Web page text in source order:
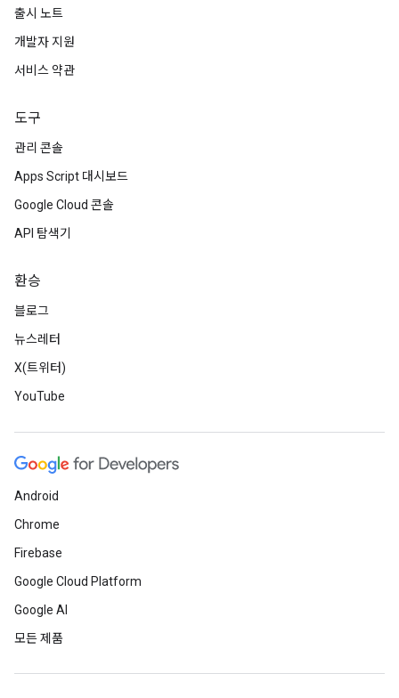
출시 노트
개발자 지원
서비스 약관
도구
관리 콘솔
Apps Script 대시보드
Google Cloud 콘솔
API 탐색기
환승
블로그
뉴스레터
X(트위터)
YouTube
Android
Chrome
Firebase
Google Cloud Platform
Google AI
모든 제품